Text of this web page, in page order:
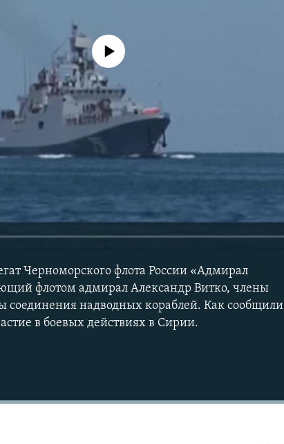
No media source currently available
Черноморского флота России «Адмирал
флотом адмирал Александр Витко, члены
надводных кораблей. Как сообщили
в боевых действиях в Сирии.